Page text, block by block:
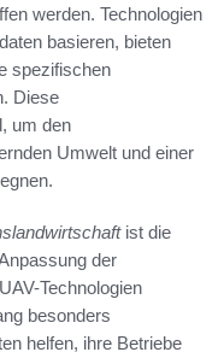
werden. Technologien
basieren, bieten
spezifischen
Diese
um den
Umwelt und einer
ist die
der
Technologien
besonders
helfen, ihre Betriebe